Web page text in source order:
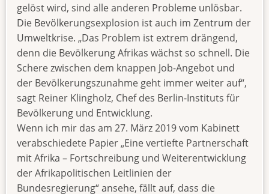
gelöst wird, sind alle anderen Probleme unlösbar.
Die Bevölkerungsexplosion ist auch im Zentrum der
Umweltkrise. „Das Problem ist extrem drängend,
denn die Bevölkerung Afrikas wächst so schnell. Die
Schere zwischen dem knappen Job-Angebot und
der Bevölkerungszunahme geht immer weiter auf“,
sagt Reiner Klingholz, Chef des Berlin-Instituts für
Bevölkerung und Entwicklung.
Wenn ich mir das am 27. März 2019 vom Kabinett
verabschiedete Papier „Eine vertiefte Partnerschaft
mit Afrika – Fortschreibung und Weiterentwicklung
der Afrikapolitischen Leitlinien der
Bundesregierung“ ansehe, fällt auf, dass die